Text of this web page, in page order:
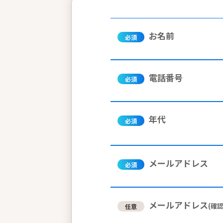
必須 お名前
必須 電話番号
必須 年代
必須 メールアドレス
任意 メールアドレス(確